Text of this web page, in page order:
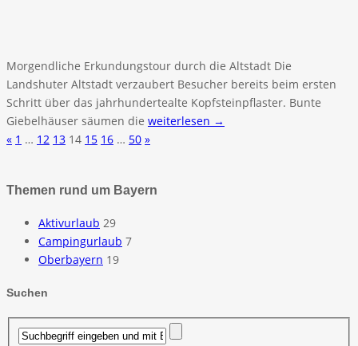
Morgendliche Erkundungstour durch die Altstadt Die
Landshuter Altstadt verzaubert Besucher bereits beim ersten
Schritt über das jahrhundertealte Kopfsteinpflaster. Bunte
Giebelhäuser säumen die weiterlesen →
« 1 … 12 13 14 15 16 … 50 »
Themen rund um Bayern
Aktivurlaub 29
Campingurlaub 7
Oberbayern 19
Suchen